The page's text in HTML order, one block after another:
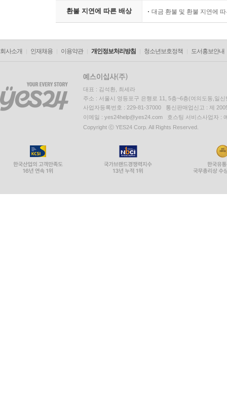
환불 지연에 따른 배상 대금 환불 및 환불 지연에
회사소개 인재채용 이용약관 개인정보처리방침 청소년보호정책 도서홍보안내
대표 : 김석환, 최세라
주소 : 서울시 영등포구 은행로 11, 5층~6층(여의도동,일신
사업자등록번호 : 229-81-37000 통신판매업신고 : 제
이메일 : yes24help@yes24.com 호스팅 서비스사업자 :
Copyright ⓒ YES24 Corp. All Rights Reserved.